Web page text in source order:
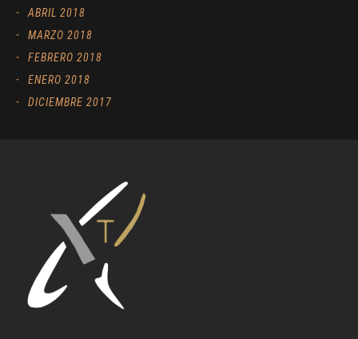
ABRIL 2018
MARZO 2018
FEBRERO 2018
ENERO 2018
DICIEMBRE 2017